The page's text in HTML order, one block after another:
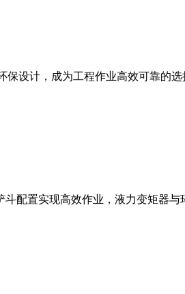
保设计，成为工程作业高效可靠的选
配置实现高效作业，液力变矩器